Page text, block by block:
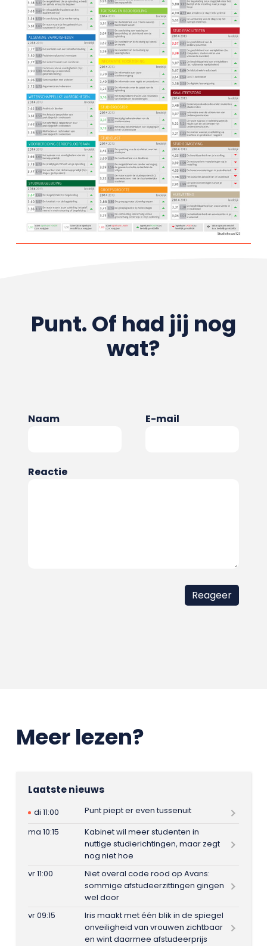
Punt. Of had jij nog
wat?
Naam E-mail
Reactie
Meer lezen?
Laatste nieuws
di 11:00
Punt piept er even tussenuit
ma 10:15
Kabinet wil meer studenten in
nuttige studierichtingen, maar zegt
nog niet hoe
vr 11:00
Niet overal code rood op Avans:
sommige afstudeerzittingen gingen
wel door
vr 09:15
Iris maakt met één blik in de spiegel
onveiligheid van vrouwen zichtbaar
en wint daarmee afstudeerprijs